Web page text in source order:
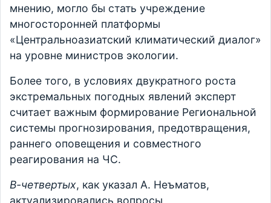
мнению, могло бы стать учреждение
многосторонней платформы
«Центральноазиатский климатический диалог»
на уровне министров экологии.
Более того, в условиях двукратного роста
экстремальных погодных явлений эксперт
считает важным формирование Региональной
системы прогнозирования, предотвращения,
раннего оповещения и совместного
реагирования на ЧС.
В-четвертых, как указал А. Неъматов,